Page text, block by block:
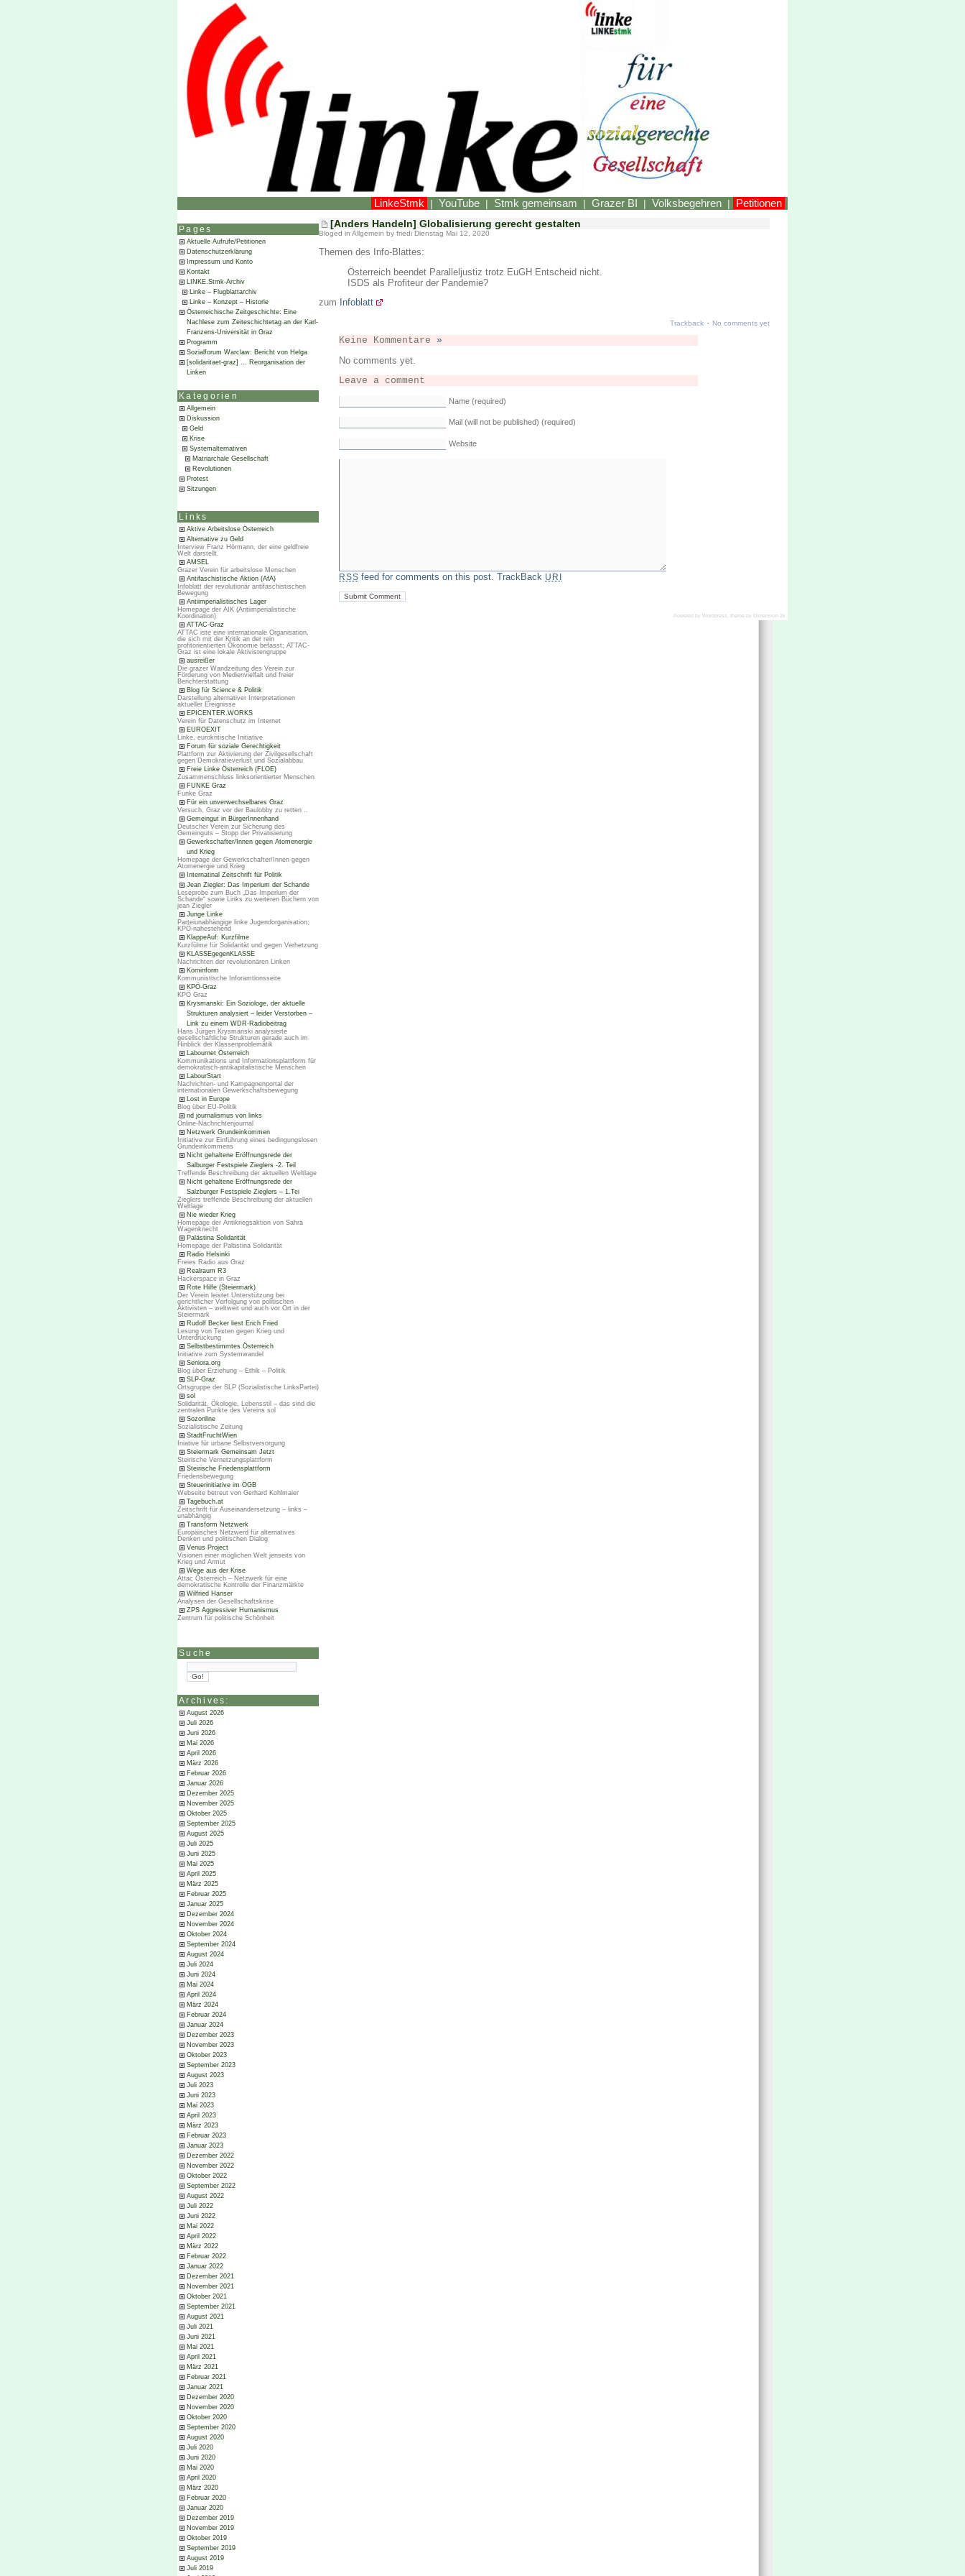
LinkeStmk | YouTube | Stmk gemeinsam | Grazer BI | Volksbegehren | Petitionen
Pages
Aktuelle Aufrufe/Petitionen
Datenschutzerklärung
Impressum und Konto
Kontakt
LINKE.Stmk-Archiv
Linke – Flugblattarchiv
Linke – Konzept – Historie
Österreichische Zeitgeschichte: Eine
Nachlese zum Zeiteschichtetag an der Karl-
Franzens-Universität in Graz
Programm
Sozialforum Warclaw: Bericht von Helga
[solidaritaet-graz] … Reorganisation der
Linken
Kategorien
Allgemein
Diskussion
Geld
Krise
Systemalternativen
Matriarchale Gesellschaft
Revolutionen
Protest
Sitzungen
Links
Aktive Arbeitslose Österreich
Alternative zu Geld
Interview Franz Hörmann, der eine geldfreie
Welt darstellt.
AMSEL
Grazer Verein für arbeitslose Menschen
Antifaschistische Aktion (AfA)
Infoblatt der revolutionär antifaschistischen
Bewegung
Antiimperialistisches Lager
Homepage der AIK (Antiimperialistische
Koordination)
ATTAC-Graz
ATTAC iste eine internationale Organisation,
die sich mit der Kritik an der rein
profitorientierten Ökonomie befasst; ATTAC-
Graz ist eine lokale Aktivistengruppe
ausreißer
Die grazer Wandzeitung des Verein zur
Förderung von Medienvielfalt und freier
Berichterstattung
Blog für Science & Politik
Darstellung alternativer Interpretationen
aktueller Ereignisse
EPICENTER.WORKS
Verein für Datenschutz im Internet
EUROEXIT
Linke, eurokritische Initiative
Forum für soziale Gerechtigkeit
Plattform zur Aktivierung der Zivilgesellschaft
gegen Demokratieverlust und Sozialabbau
Freie Linke Österreich (FLOE)
Zusammenschluss linksorientierter Menschen
FUNKE Graz
Funke Graz
Für ein unverwechselbares Graz
Versuch, Graz vor der Baulobby zu retten ..
Gemeingut in BürgerInnenhand
Deutscher Verein zur Sicherung des
Gemeinguts – Stopp der Privatisierung
Gewerkschafter/Innen gegen Atomenergie
und Krieg
Homepage der Gewerkschafter/Innen gegen
Atomenergie und Krieg
Internatinal Zeitschrift für Politik
Jean Ziegler: Das Imperium der Schande
Leseprobe zum Buch „Das Imperium der
Schande“ sowie Links zu weiteren Büchern von
jean Ziegler
Junge Linke
Parteiunabhängige linke Jugendorganisation;
KPÖ-nahestehend
KlappeAuf: Kurzfilme
Kurzfülme für Solidarität und gegen Verhetzung
KLASSEgegenKLASSE
Nachrichten der revolutionären Linken
Kominform
Kommunistische Inforamtionsseite
KPÖ-Graz
KPÖ Graz
Krysmanski: Ein Soziologe, der aktuelle
Strukturen analysiert – leider Verstorben –
Link zu einem WDR-Radiobeitrag
Hans Jürgen Krysmanski analysierte
gesellschaftliche Strukturen gerade auch im
Hinblick der Klassenproblematik
Labournet Österreich
Kommunikations und Informationsplattform für
demokratisch-antikapitalistische Menschen
LabourStart
Nachrichten- und Kampagnenportal der
internationalen Gewerkschaftsbewegung
Lost in Europe
Blog über EU-Politik
nd journalismus von links
Online-Nachrichtenjournal
Netzwerk Grundeinkommen
Initiative zur Einführung eines bedingungslosen
Grundeinkommens
Nicht gehaltene Eröffnungsrede der
Salburger Festspiele Zieglers -2. Teil
Treffende Beschreibung der aktuellen Weltlage
Nicht gehaltene Eröffnungsrede der
Salzburger Festspiele Zieglers – 1.Tei
Zieglers treffende Beschreibung der aktuellen
Weltlage
Nie wieder Krieg
Homepage der Antikriegsaktion von Sahra
Wagenknecht
Palästina Solidarität
Homepage der Palästina Solidarität
Radio Helsinki
Freies Radio aus Graz
Realraum R3
Hackerspace in Graz
Rote Hilfe (Steiermark)
Der Verein leistet Unterstützung bei
gerichtlicher Verfolgung von politischen
Aktivisten – weltweit und auch vor Ort in der
Steiermark
Rudolf Becker liest Erich Fried
Lesung von Texten gegen Krieg und
Unterdrückung
Selbstbestimmtes Österreich
Initiative zum Systemwandel
Seniora.org
Blog über Erziehung – Ethik – Politik
SLP-Graz
Ortsgruppe der SLP (Sozialistische LinksPartei)
sol
Solidarität, Ökologie, Lebensstil – das sind die
zentralen Punkte des Vereins sol
Sozonline
Sozialistische Zeitung
StadtFruchtWien
Iniative für urbane Selbstversorgung
Steiermark Gemeinsam Jetzt
Steirische Vernetzungsplattform
Steirische Friedensplattform
Friedensbewegung
Steuerinitiative im ÖGB
Webseite betreut von Gerhard Kohlmaier
Tagebuch.at
Zeitschrift für Auseinandersetzung – links –
unabhängig
Transform Netzwerk
Europäisches Netzwerd für alternatives
Denken und politischen Dialog
Venus Project
Visionen einer möglichen Welt jenseits von
Krieg und Armut
Wege aus der Krise
Attac Österreich – Netzwerk für eine
demokratische Kontrolle der Finanzmärkte
Wilfried Hanser
Analysen der Gesellschaftskrise
ZPS Aggressiver Humanismus
Zentrum für politische Schönheit
Suche
Archives:
August 2026
Juli 2026
Juni 2026
Mai 2026
April 2026
März 2026
Februar 2026
Januar 2026
Dezember 2025
November 2025
Oktober 2025
September 2025
August 2025
Juli 2025
Juni 2025
Mai 2025
April 2025
März 2025
Februar 2025
Januar 2025
Dezember 2024
November 2024
Oktober 2024
September 2024
August 2024
Juli 2024
Juni 2024
Mai 2024
April 2024
März 2024
Februar 2024
Januar 2024
Dezember 2023
November 2023
Oktober 2023
September 2023
August 2023
Juli 2023
Juni 2023
Mai 2023
April 2023
März 2023
Februar 2023
Januar 2023
Dezember 2022
November 2022
Oktober 2022
September 2022
August 2022
Juli 2022
Juni 2022
Mai 2022
April 2022
März 2022
Februar 2022
Januar 2022
Dezember 2021
November 2021
Oktober 2021
September 2021
August 2021
Juli 2021
Juni 2021
Mai 2021
April 2021
März 2021
Februar 2021
Januar 2021
Dezember 2020
November 2020
Oktober 2020
September 2020
August 2020
Juli 2020
Juni 2020
Mai 2020
April 2020
März 2020
Februar 2020
Januar 2020
Dezember 2019
November 2019
Oktober 2019
September 2019
August 2019
Juli 2019
[Anders Handeln] Globalisierung gerecht gestalten
Bloged in Allgemein by friedi Dienstag Mai 12, 2020
Themen des Info-Blattes:
Österreich beendet Paralleljustiz trotz EuGH Entscheid nicht.
ISDS als Profiteur der Pandemie?
zum Infoblatt
Trackback · No comments yet
Keine Kommentare »
No comments yet.
Leave a comment
Name (required)
Mail (will not be published) (required)
Website
RSS feed for comments on this post. TrackBack URI
Powered by Wordpress , theme by Dimension 2k